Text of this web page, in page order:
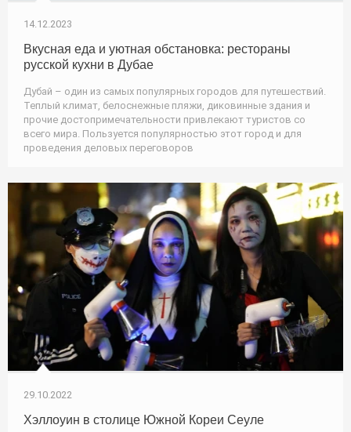
14.12.2023
Вкусная еда и уютная обстановка: рестораны
русской кухни в Дубае
Дубай – один из самых популярных городов для путешествий.
Теплый климат, белоснежные пляжи, диковинные здания и
прочие достопримечательности привлекают туристов со
всего мира. Пользуется популярностью этот город и для
проведения деловых переговоров
29.10.2022
Хэллоуин в столице Южной Кореи Сеуле